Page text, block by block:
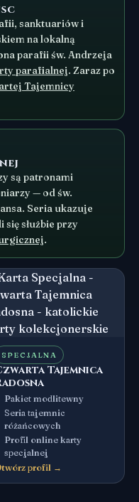
sanktuariów i
na lokalną
parafii św. Andrzeja
parafialnej. Zaraz po
Tajemnicy
są patronami
— od św.
Seria ukazuje
służbie przy
.
SPECJALNA
Tajemnica
Pakiet modlitewny
Seria tajemnic
różańcowych
Profil online karty
specjalnej
profil →